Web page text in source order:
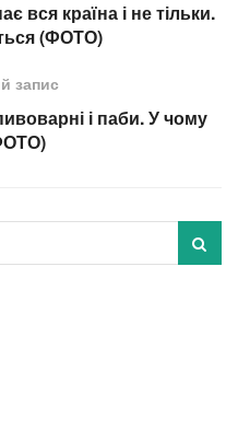
вся країна і не тільки.
(ФОТО)
запис
і паби. У чому